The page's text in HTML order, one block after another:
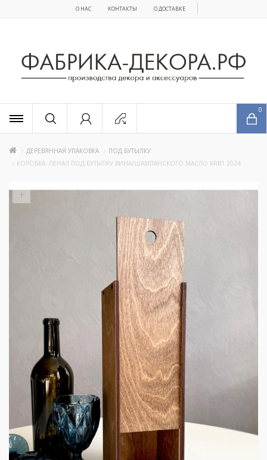
О НАС КОНТАКТЫ О ДОСТАВКЕ
0
ДЕРЕВЯННАЯ УПАКОВКА
ПОД БУТЫЛКУ
КОРОБКА- ПЕНАЛ ПОД БУТЫЛКУ ВИНА/ШАМПАНСКОГО МАСЛО KRB1 2024
+